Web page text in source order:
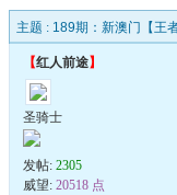
主题 : 189期：新澳门【王
【红人前途】
圣骑士
发帖: 2305
威望: 20518 点